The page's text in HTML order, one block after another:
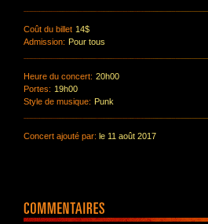
Coût du billet 14$
Admission: Pour tous
Heure du concert: 20h00
Portes: 19h00
Style de musique: Punk
Concert ajouté par: le 11 août 2017